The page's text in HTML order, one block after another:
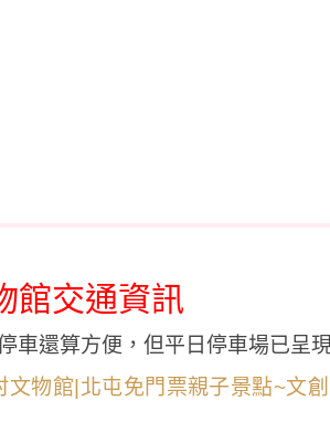
館交通資訊
車還算方便，但平日停車場已呈